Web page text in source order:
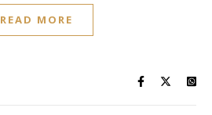
READ MORE